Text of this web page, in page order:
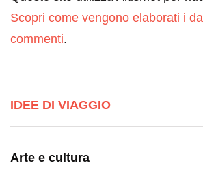
Scopri come vengono elaborati i
commenti.
IDEE DI VIAGGIO
Arte e cultura